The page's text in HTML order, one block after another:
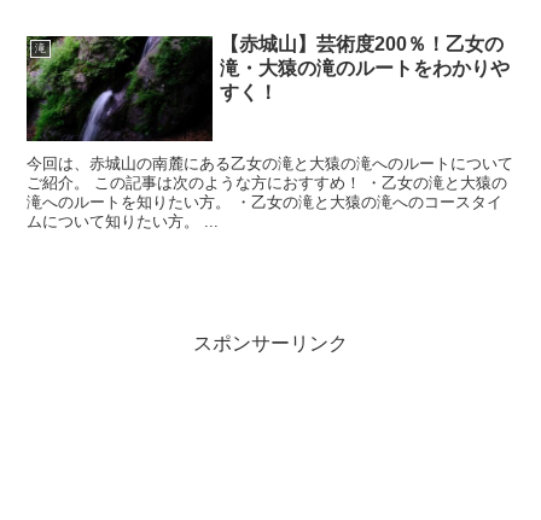
滝
【赤城山】芸術度200％！乙女の
滝・大猿の滝のルートをわかりや
すく！
今回は、赤城山の南麓にある乙女の滝と大猿の滝へのルートについて
ご紹介。 この記事は次のような方におすすめ！ ・乙女の滝と大猿の
滝へのルートを知りたい方。 ・乙女の滝と大猿の滝へのコースタイ
ムについて知りたい方。 ...
スポンサーリンク